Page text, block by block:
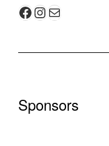
Facebook
Instagram
E-mail
Sponsors